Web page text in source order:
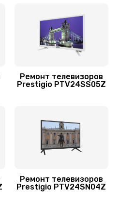
руб.
подсветки
попадания влаги
руб.
Ремонт телевизоров
Prestigio PTV24SS05Z
Ремонт телевизоров
Prestigio PTV24SN04Z